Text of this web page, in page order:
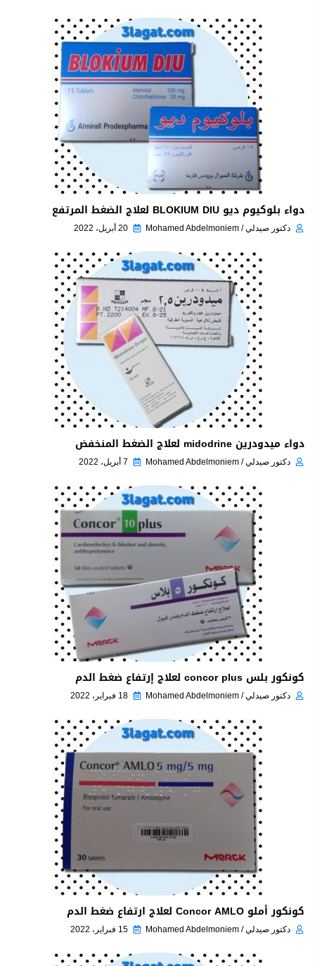
دواء بلوكيوم ديو BLOKIUM DIU لعلاج الضغط المرتفع
دكتور صيدلي / Mohamed Abdelmoniem 20 أبريل، 2022
دواء ميدودرين midodrine لعلاج الضغط المنخفض
دكتور صيدلي / Mohamed Abdelmoniem 7 أبريل، 2022
كونكور بلس concor plus لعلاج إرتفاع ضغط الدم
دكتور صيدلي / Mohamed Abdelmoniem 18 فبراير، 2022
كونكور أملو Concor AMLO لعلاج ارتفاع ضغط الدم
دكتور صيدلي / Mohamed Abdelmoniem 15 فبراير، 2022